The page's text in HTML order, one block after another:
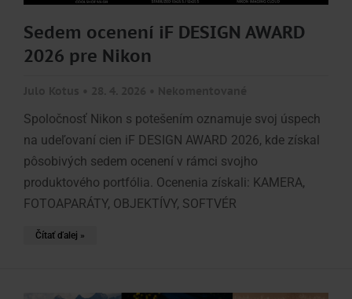
Sedem ocenení iF DESIGN AWARD
2026 pre Nikon
Spoločnosť Nikon s potešením oznamuje svoj úspech
na udeľovaní cien iF DESIGN AWARD 2026, kde získal
pôsobivých sedem ocenení v rámci svojho
produktového portfólia. Ocenenia získali: KAMERA,
FOTOAPARÁTY, OBJEKTÍVY, SOFTVÉR
Čítať ďalej »